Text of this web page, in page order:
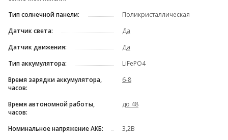
Тип солнечной панели:
Поликристаллическая
Датчик света:
Да
Датчик движения:
Да
Тип аккумулятора:
LiFePO4
Время зарядки аккумулятора,
часов:
6-8
Время автономной работы,
часов:
до 48
Номинальное напряжение АКБ:
3,2В